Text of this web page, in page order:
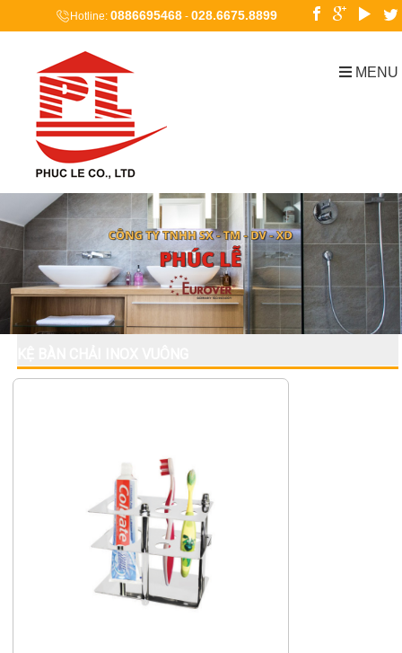
Hotline: 0886695468- 028.6675.8899
MENU